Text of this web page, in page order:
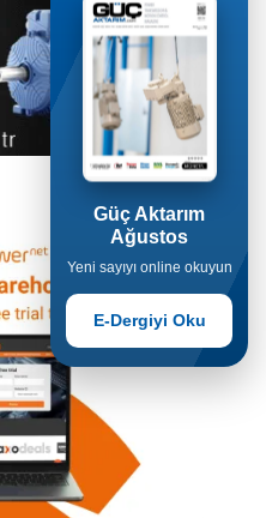
Güç Aktarım
Ağustos
Yeni sayıyı online okuyun
E-Dergiyi Oku